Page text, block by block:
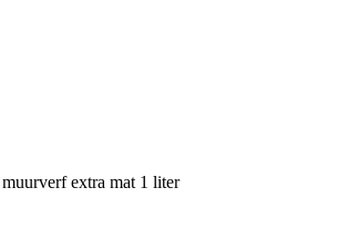
extra mat 1 liter